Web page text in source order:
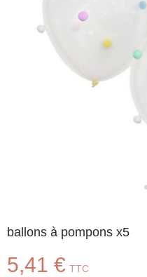
ballons à pompons x5
5,41 € TTC